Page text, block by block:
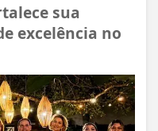
sua
excelência no